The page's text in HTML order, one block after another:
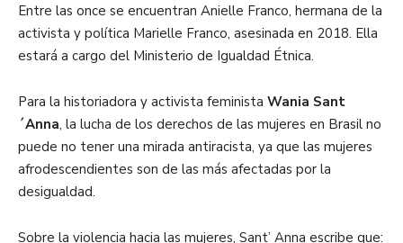
Entre las once se encuentran Anielle Franco, hermana de la
activista y política Marielle Franco, asesinada en 2018. Ella
estará a cargo del Ministerio de Igualdad Étnica.
Para la historiadora y activista feminista Wania Sant
´Anna, la lucha de los derechos de las mujeres en Brasil no
puede no tener una mirada antiracista, ya que las mujeres
afrodescendientes son de las más afectadas por la
desigualdad.
Sobre la violencia hacia las mujeres, Sant’ Anna escribe que: